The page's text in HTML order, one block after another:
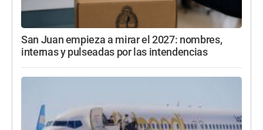
San Juan empieza a mirar el 2027: nombres,
internas y pulseadas por las intendencias